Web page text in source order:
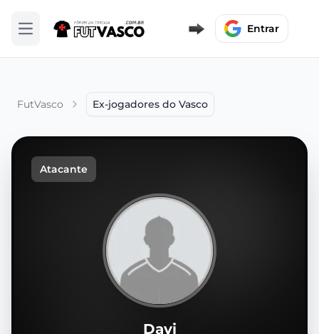
Abrir menu Entrar
FutVasco Ex-jogadores do Vasco
Atacante
Davi